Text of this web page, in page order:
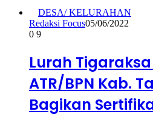
DESA/ KELURAHAN
Redaksi Focus05/06/2022
0 9
Lurah
ATR/BPN Kab.
Bagikan